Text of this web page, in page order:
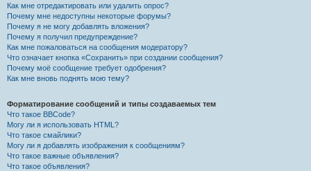
Как мне отредактировать или удалить опрос?
Почему мне недоступны некоторые форумы?
Почему я не могу добавлять вложения?
Почему я получил предупреждение?
Как мне пожаловаться на сообщения модератору?
Что означает кнопка «Сохранить» при создании сообщения?
Почему моё сообщение требует одобрения?
Как мне вновь поднять мою тему?
Форматирование сообщений и типы создаваемых тем
Что такое BBCode?
Могу ли я использовать HTML?
Что такое смайлики?
Могу ли я добавлять изображения к сообщениям?
Что такое важные объявления?
Что такое объявления?